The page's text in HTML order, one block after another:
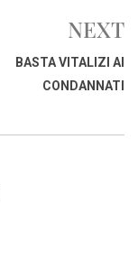
NEXT
BASTA VITALIZI AI
CONDANNATI